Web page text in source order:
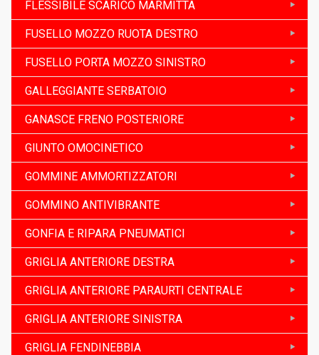
FLESSIBILE SCARICO MARMITTA
FUSELLO MOZZO RUOTA DESTRO
FUSELLO PORTA MOZZO SINISTRO
GALLEGGIANTE SERBATOIO
GANASCE FRENO POSTERIORE
GIUNTO OMOCINETICO
GOMMINE AMMORTIZZATORI
GOMMINO ANTIVIBRANTE
GONFIA E RIPARA PNEUMATICI
GRIGLIA ANTERIORE DESTRA
GRIGLIA ANTERIORE PARAURTI CENTRALE
GRIGLIA ANTERIORE SINISTRA
GRIGLIA FENDINEBBIA